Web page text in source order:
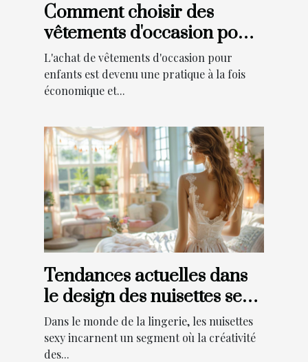
Comment choisir des
vêtements d'occasion pour
enfants en ligne
L'achat de vêtements d'occasion pour
enfants est devenu une pratique à la fois
économique et...
Tendances actuelles dans
le design des nuisettes sexy
et leur impact
Dans le monde de la lingerie, les nuisettes
sexy incarnent un segment où la créativité
des...